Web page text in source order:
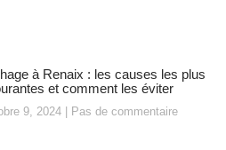
à Renaix : les causes les plus
et comment les éviter
9, 2024 Pas de commentaire